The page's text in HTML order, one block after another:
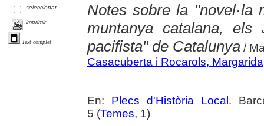
seleccionar
imprimir
Text complet
Notes sobre la
muntanya catalana,
pacifista" de Catalunya/
Casacuberta i Rocarols, Margarida
En: Plecs d'Història Local .
5 (Temes, 1)